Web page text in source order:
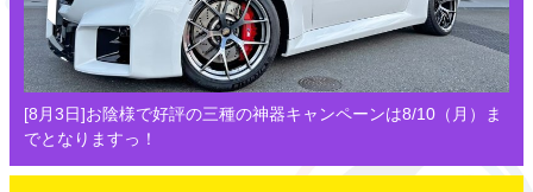
[8月3日]お陰様で好評の三種の神器キャンペーンは8/10（月）ま
でとなりますっ！